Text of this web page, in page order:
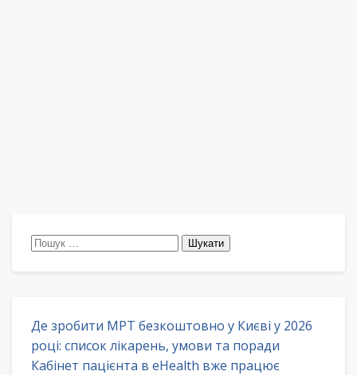
Пошук:
Де зробити МРТ безкоштовно у Києві у 2026
році: список лікарень, умови та поради
Кабінет пацієнта в eHealth вже працює